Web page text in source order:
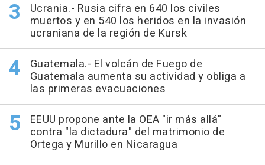
Ucrania.- Rusia cifra en 640 los civiles
muertos y en 540 los heridos en la invasión
ucraniana de la región de Kursk
Guatemala.- El volcán de Fuego de
Guatemala aumenta su actividad y obliga a
las primeras evacuaciones
EEUU propone ante la OEA "ir más allá"
contra "la dictadura" del matrimonio de
Ortega y Murillo en Nicaragua